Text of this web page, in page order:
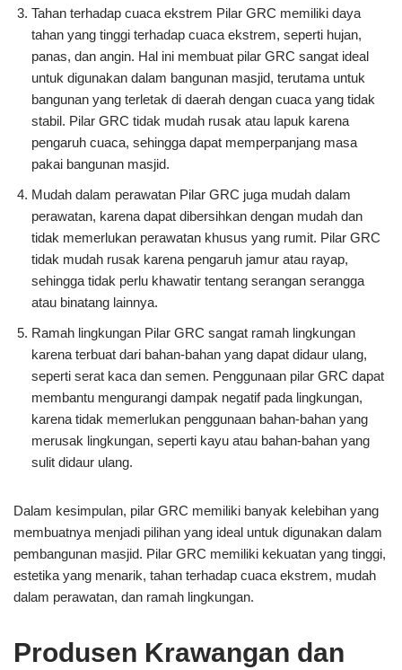
Tahan terhadap cuaca ekstrem Pilar GRC memiliki daya
tahan yang tinggi terhadap cuaca ekstrem, seperti hujan,
panas, dan angin. Hal ini membuat pilar GRC sangat ideal
untuk digunakan dalam bangunan masjid, terutama untuk
bangunan yang terletak di daerah dengan cuaca yang tidak
stabil. Pilar GRC tidak mudah rusak atau lapuk karena
pengaruh cuaca, sehingga dapat memperpanjang masa
pakai bangunan masjid.
Mudah dalam perawatan Pilar GRC juga mudah dalam
perawatan, karena dapat dibersihkan dengan mudah dan
tidak memerlukan perawatan khusus yang rumit. Pilar GRC
tidak mudah rusak karena pengaruh jamur atau rayap,
sehingga tidak perlu khawatir tentang serangan serangga
atau binatang lainnya.
Ramah lingkungan Pilar GRC sangat ramah lingkungan
karena terbuat dari bahan-bahan yang dapat didaur ulang,
seperti serat kaca dan semen. Penggunaan pilar GRC dapat
membantu mengurangi dampak negatif pada lingkungan,
karena tidak memerlukan penggunaan bahan-bahan yang
merusak lingkungan, seperti kayu atau bahan-bahan yang
sulit didaur ulang.
Dalam kesimpulan, pilar GRC memiliki banyak kelebihan yang
membuatnya menjadi pilihan yang ideal untuk digunakan dalam
pembangunan masjid. Pilar GRC memiliki kekuatan yang tinggi,
estetika yang menarik, tahan terhadap cuaca ekstrem, mudah
dalam perawatan, dan ramah lingkungan.
Produsen Krawangan dan